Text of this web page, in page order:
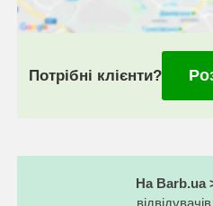
Потрібні клієнти?
На Barb.ua